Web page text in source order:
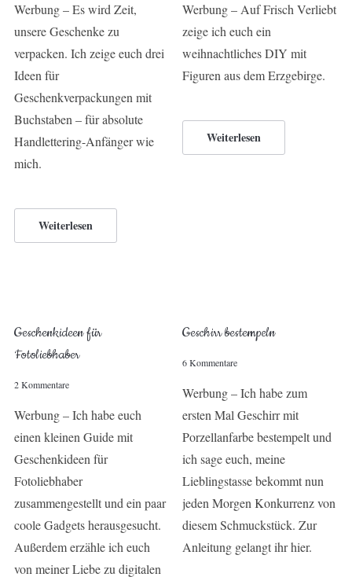
Werbung – Es wird Zeit,
unsere Geschenke zu
verpacken. Ich zeige euch drei
Ideen für
Geschenkverpackungen mit
Buchstaben – für absolute
Handlettering-Anfänger wie
mich.
Weiterlesen
Werbung – Auf Frisch Verliebt
zeige ich euch ein
weihnachtliches DIY mit
Figuren aus dem Erzgebirge.
Weiterlesen
Geschenkideen für
Fotoliebhaber
2 Kommentare
Werbung – Ich habe euch
einen kleinen Guide mit
Geschenkideen für
Fotoliebhaber
zusammengestellt und ein paar
coole Gadgets herausgesucht.
Außerdem erzähle ich euch
von meiner Liebe zu digitalen
Geschirr bestempeln
6 Kommentare
Werbung – Ich habe zum
ersten Mal Geschirr mit
Porzellanfarbe bestempelt und
ich sage euch, meine
Lieblingstasse bekommt nun
jeden Morgen Konkurrenz von
diesem Schmuckstück. Zur
Anleitung gelangt ihr hier.